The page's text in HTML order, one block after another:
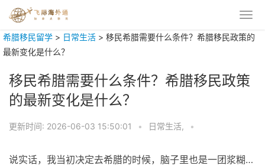
希腊移民留学 > 日常生活 > 移民希腊需要什么条件？希腊移民政策的
最新变化是什么？
移民希腊需要什么条件？希腊移民政策
的最新变化是什么？
更新时间: 2026-06-03 15:50:01 • 日常生活, •
说实话，我当初决定去希腊的时候，脑子里也是一团浆糊…